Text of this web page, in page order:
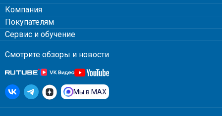
Компания
Покупателям
Сервис и обучение
Смотрите обзоры и новости
Мы в MAX